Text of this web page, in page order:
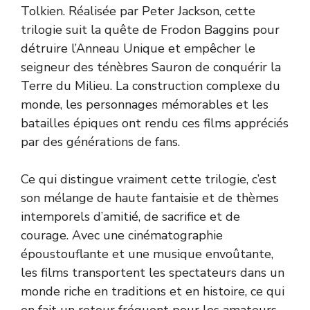
Tolkien. Réalisée par Peter Jackson, cette
trilogie suit la quête de Frodon Baggins pour
détruire l’Anneau Unique et empêcher le
seigneur des ténèbres Sauron de conquérir la
Terre du Milieu. La construction complexe du
monde, les personnages mémorables et les
batailles épiques ont rendu ces films appréciés
par des générations de fans.
Ce qui distingue vraiment cette trilogie, c’est
son mélange de haute fantaisie et de thèmes
intemporels d’amitié, de sacrifice et de
courage. Avec une cinématographie
époustouflante et une musique envoûtante,
les films transportent les spectateurs dans un
monde riche en traditions et en histoire, ce qui